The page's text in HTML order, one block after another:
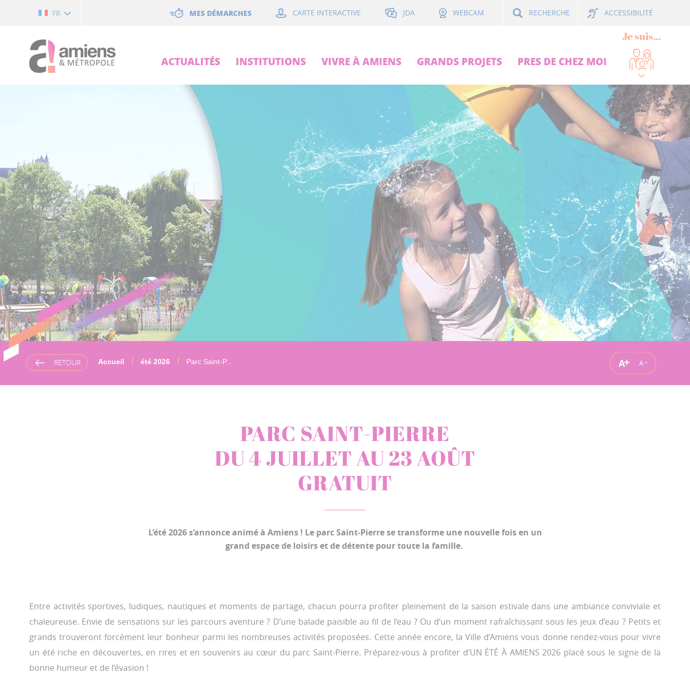
FR MES DÉMARCHES CARTE INTERACTIVE JDA WEBCAM RECHERCHE ACCESSIBILITÉ
ACTUALITÉS INSTITUTIONS VIVRE À AMIENS GRANDS PROJETS PRES DE CHEZ MOI
Je suis...
RETOUR Accueil été 2026 Parc Saint-P... A A
PARC SAINT-PIERRE
DU 4 JUILLET AU 23 AOÛT
GRATUIT
L’été 2026 s’annonce animé à Amiens ! Le parc Saint-Pierre se transforme une nouvelle fois en un
grand espace de loisirs et de détente pour toute la famille.
Entre activités sportives, ludiques, nautiques et moments de partage, chacun pourra profiter pleinement de la saison estivale dans une ambiance conviviale et
chaleureuse. Envie de sensations sur les parcours aventure ? D’une balade paisible au fil de l’eau ? Ou d’un moment rafraîchissant sous les jeux d’eau ? Petits et
grands trouveront forcément leur bonheur parmi les nombreuses activités proposées. Cette année encore, la Ville d’Amiens vous donne rendez-vous pour vivre
un été riche en découvertes, en rires et en souvenirs au cœur du parc Saint-Pierre. Préparez-vous à profiter d’UN ÉTÉ À AMIENS 2026 placé sous le signe de la
bonne humeur et de l’évasion !